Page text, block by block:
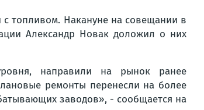
топливом. Накануне на совещании в
Александр Новак доложил о них
направили на рынок ранее
ремонты перенесли на более
заводов», - сообщается на